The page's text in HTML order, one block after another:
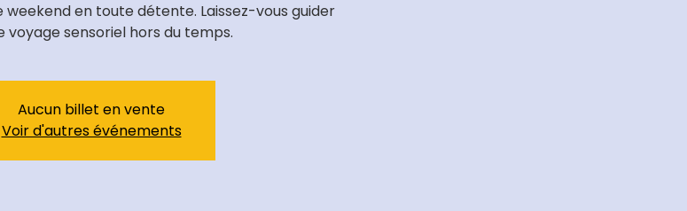
weekend en toute détente. Laissez-vous guider
voyage sensoriel hors du temps.
Aucun billet en vente
Voir d'autres événements